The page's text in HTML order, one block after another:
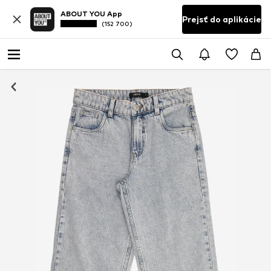
ABOUT YOU App
(152 700) Prejsť do aplikácie